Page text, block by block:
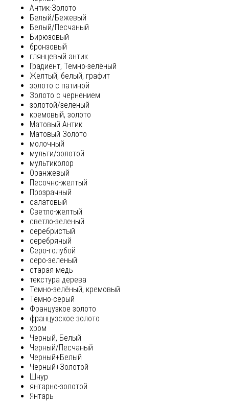
Антик-Золото
Белый/Бежевый
Белый/Песчаный
Бирюзовый
бронзовый
глянцевый антик
Градиент, Темно-зелёный
Желтый, белый, графит
золото с патиной
Золото с чернением
золотой/зеленый
кремовый, золото
Матовый Антик
Матовый Золото
молочный
мульти/золотой
мультиколор
Оранжевый
Песочно-желтый
Прозрачный
салатовый
Светло-желтый
светло-зеленый
серебристый
серебряный
Серо-голубой
серо-зеленый
старая медь
текстура дерева
Темно-зелёный, кремовый
Тёмно-серый
Французкое золото
французское золото
хром
Черный, Белый
Черный/Песчаный
Черный+Белый
Черный+Золотой
Шнур
янтарно-золотой
Янтарь